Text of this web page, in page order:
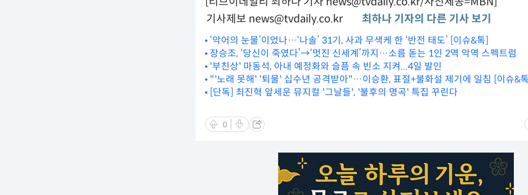
기사제보 news@tvdaily.co.kr 최하나 기자의 다른 기사 보기
‘악어의 눈물’이었나…‘나솔’ 31기, 사과 무색케 한 ‘반전 태도’ [이슈&톡]
장승조, ‘당신이 죽였다’→‘멋진 신세계’까지…소름 돋는 1인 2역 악역 스펙트럼
'부친상' 마동석, 아내 예정화와 슬픔 속 빈소 지켜...4일 발인
"'노래 못해' '퇴물' 십수년 공격받아"…이승환, 표절+불화설 제기에 일침 [이슈&
[단독] 최진혁 앞세운 뮤지컬 '그날들', '불후의 명곡' 특집 꾸린다
0